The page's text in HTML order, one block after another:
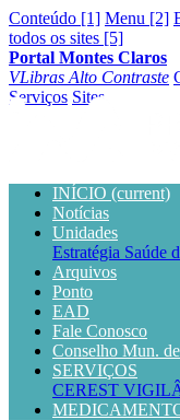
Conteúdo [1] Menu [2]
todos os sites [5]
Portal Montes Claros
VLibras Alto Contraste
Serviços Sites
INÍCIO (current)
Notícias
Unidades
Estratégia Saúde
Arquivos
Ponto
EAD
Fale Conosco
Conselho Mun.
SERVIÇOS
CEREST